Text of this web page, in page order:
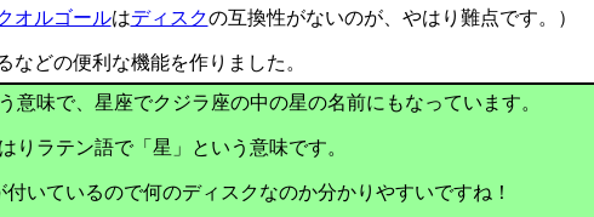
オルゴールはディスクの互換性がないのが、やはり難点です。）
どの便利な機能を作りました。
意味で、星座でクジラ座の中の星の名前にもなっています。
りラテン語で「星」という意味です。
いているので何のディスクなのか分かりやすいですね！